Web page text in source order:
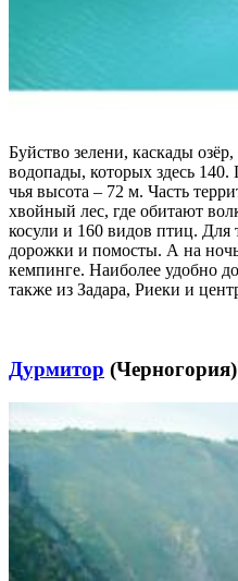
Буйство зелени, каскады
водопады, которых здесь 140.
чья высота – 72 м. Часть
хвойный лес, где обитают
косули и 160 видов птиц. Для
дорожки и помосты. А на
кемпинге. Наиболее удобно
также из Задара, Риеки и
Дурмитор (Черногория)